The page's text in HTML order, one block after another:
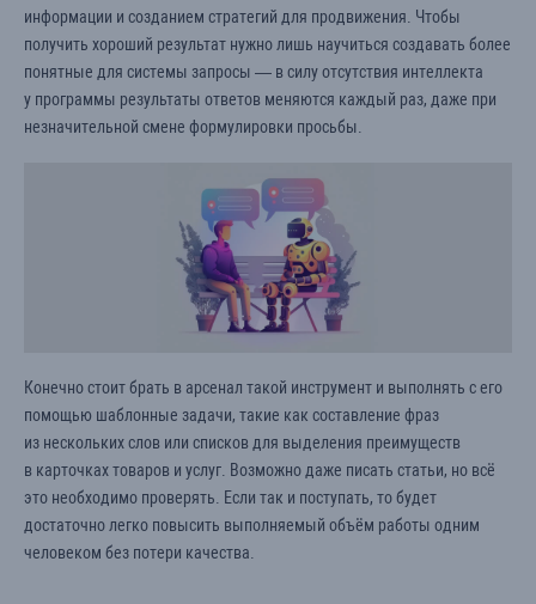
информации и созданием стратегий для продвижения. Чтобы
получить хороший результат нужно лишь научиться создавать более
понятные для системы запросы — в силу отсутствия интеллекта
у программы результаты ответов меняются каждый раз, даже при
незначительной смене формулировки просьбы.
Конечно стоит брать в арсенал такой инструмент и выполнять с его
помощью шаблонные задачи, такие как составление фраз
из нескольких слов или списков для выделения преимуществ
в карточках товаров и услуг. Возможно даже писать статьи, но всё
это необходимо проверять. Если так и поступать, то будет
достаточно легко повысить выполняемый объём работы одним
человеком без потери качества.